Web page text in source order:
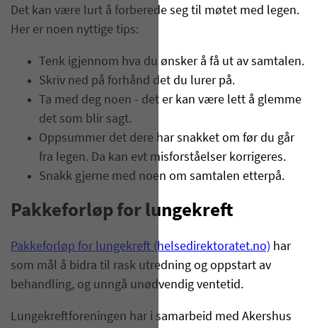
Det kan være lurt å forberede seg til møtet med legen.
Her er noen nyttige tips:
​Tenk igjennom hva du ønsker å få ut av samtalen.
Skriv ned på forhånd det du lurer på.
Ta med deg noen - det er kan være lett å glemme
det som blir sagt.
Oppsummer det dere har snakket om før du går
fra legen. Da kan evt misforståelser korrigeres.
Snakk gjerne med noen om samtalen etterpå.
Pakkeforløp for lungekreft
Pakkeforløp for lungekreft (helsedirektoratet.no) har
som mål å bidra til rask utredning og oppstart av
behandling, og unngå unødvendig ventetid.
Lungekreftforeningen har i samarbeid med Akershus